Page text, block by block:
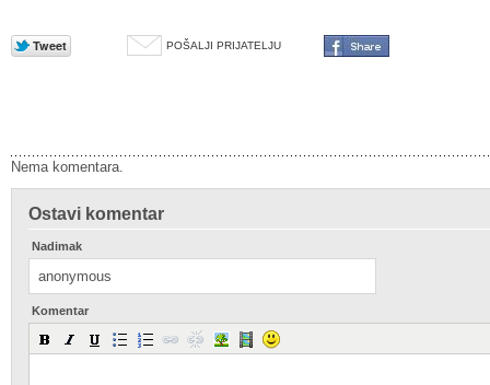
POŠALJI PRIJATELJU
Nema komentara.
Ostavi komentar
Nadimak
Komentar